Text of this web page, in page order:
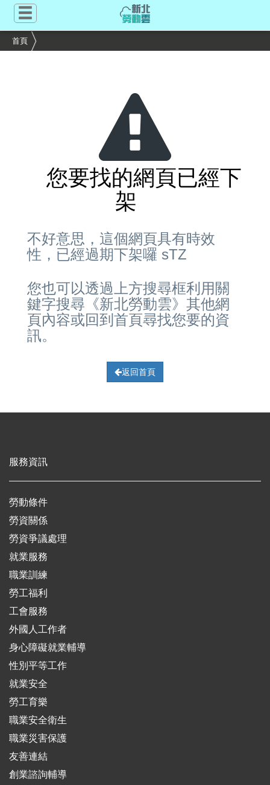
要
首頁
您要找的網頁已經下
架
不好意思，這個網頁具有時效
性，已經過期下架囉 sTZ
您也可以透過上方搜尋框利用關
鍵字搜尋《新北勞動雲》其他網
頁內容或回到首頁尋找您要的資
訊。
返回首頁
服務資訊
勞動條件
勞資關係
勞資爭議處理
就業服務
職業訓練
勞工福利
工會服務
外國人工作者
身心障礙就業輔導
性別平等工作
就業安全
勞工育樂
職業安全衛生
職業災害保護
友善連結
創業諮詢輔導